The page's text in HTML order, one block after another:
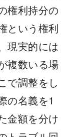
権利持分の
という権利
現実的には
複数いる場
で調整をし
の名義を1
金額を分け